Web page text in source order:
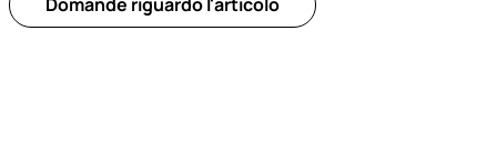
Domande riguardo l'articolo